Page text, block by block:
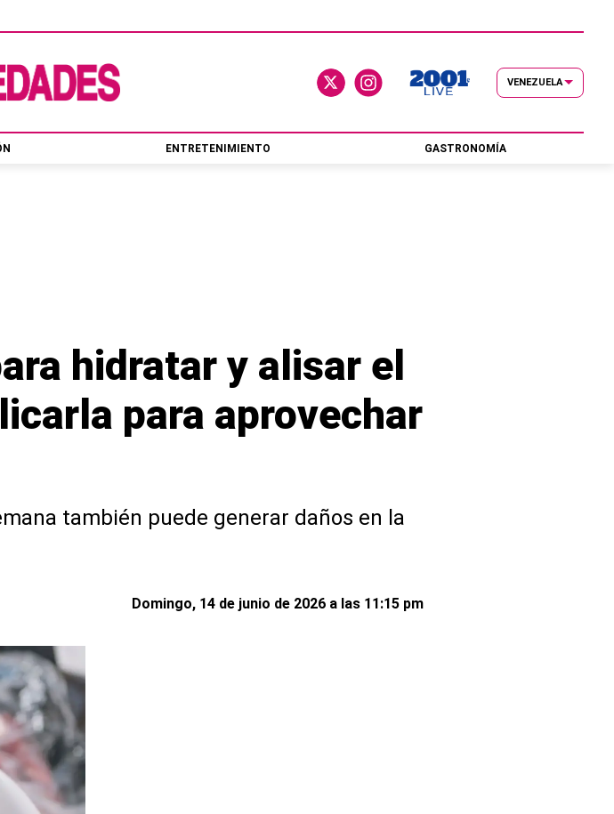
hidratar y alisar el
para aprovechar
también puede generar daños en la
Domingo, 14 de junio de 2026 a las 11:15 pm
VENEZUELA
ENTRETENIMIENTO GASTRONOMÍA